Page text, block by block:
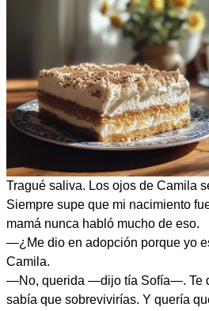
Tragué saliva. Los ojos de Camila
Siempre supe que mi nacimiento
mamá nunca habló mucho de eso.
—¿Me dio en adopción porque yo
Camila.
—No, querida —dijo tía Sofía—. Te
sabía que sobrevivirías. Y quería